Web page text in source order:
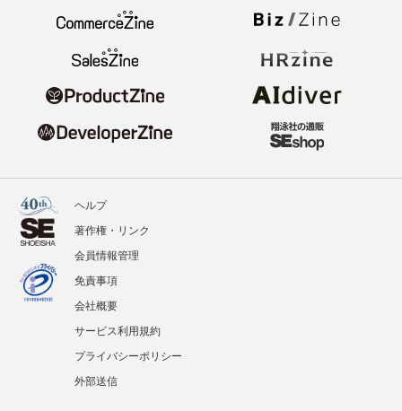
ヘルプ
著作権・リンク
会員情報管理
免責事項
会社概要
サービス利用規約
プライバシーポリシー
外部送信